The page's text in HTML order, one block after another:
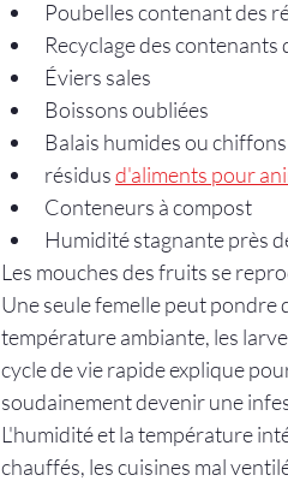
Poubelles contenant des
Recyclage des contenants
Éviers sales
Boissons oubliées
Balais humides ou
résidus d'aliments pour
Conteneurs à compost
Humidité stagnante près
Les mouches des fruits se
Une seule femelle peut pondre
température ambiante, les
cycle de vie rapide explique
soudainement devenir une
L'humidité et la température
chauffés, les cuisines mal